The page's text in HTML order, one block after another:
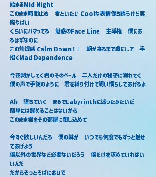
始まるMid Night
このまま時間止め　君といたい Coolな表情保ち誘うけど実
際やばい
くらいにハマってる　魅惑のFace Line　主導権　僕にあ
るはずなのに
この焦燥感 Calm Down！！　朝が来るまで虜にして　手
招くMad Dependence
今夜剥がしてく君のそのベール　二人だけの秘密に溺れてく
僕の声で手錠のように　君を縛り付けて飼い慣らしてあげるよ
Ah　堕ちていく　まるでLabyrinthに迷ったみたいだ
簡単には醒めることはないから
このまま君をその部屋に閉じ込めて
今すぐ欲しいんだろ　僕の躰が　いつでも何度でもずっと魅せ
てあげよう
僕以外の世界など必要ないだろう　僕だけを求めていればい
いんだ
だからそっとそばにおいで